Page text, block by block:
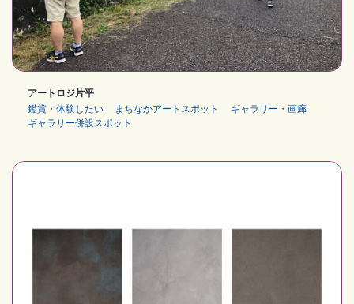
アートロジ片平
鑑賞・体験したい
まちなかアートスポット
ギャラリー・画廊
ギャラリー併設スポット